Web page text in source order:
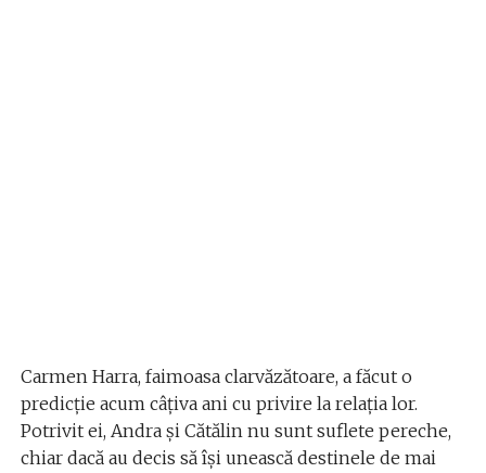
Carmen Harra, faimoasa clarvăzătoare, a făcut o
predicție acum câțiva ani cu privire la relația lor.
Potrivit ei, Andra și Cătălin nu sunt suflete pereche,
chiar dacă au decis să își unească destinele de mai